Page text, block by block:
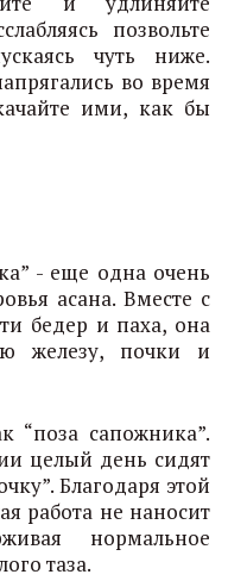
позвольте
чуть ниже.
во время
ими, как бы
- еще одна очень
асана. Вместе с
бедер и паха, она
железу, почки и
“поза сапожника”.
целый день сидят
Благодаря этой
работа не наносит
нормальное
таза.